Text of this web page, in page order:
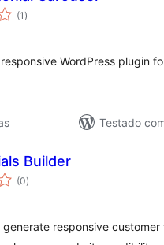
(1 total
de
)
WordPress plugin
Testado
Builder
(0total
de
)
responsive customer